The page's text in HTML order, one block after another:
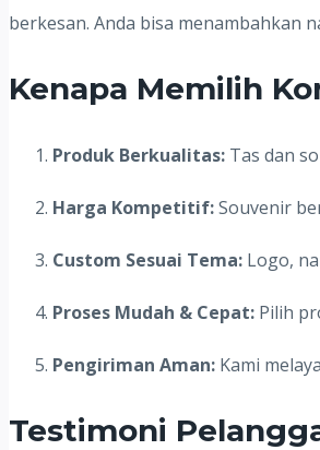
berkesan. Anda bisa menambahkan
Kenapa Memilih
Produk Berkualitas: Tas dan
Harga Kompetitif:Souvenir
Custom Sesuai Tema: Logo,
Proses Mudah & Cepat: Pilih
Pengiriman Aman: Kami
Testimoni